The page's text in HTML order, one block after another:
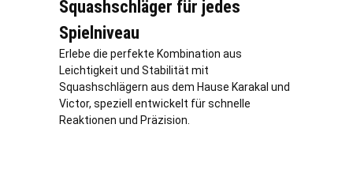
Squashschläger für jedes
Spielniveau
Erlebe die perfekte Kombination aus
Leichtigkeit und Stabilität mit
Squashschlägern aus dem Hause Karakal und
Victor, speziell entwickelt für schnelle
Reaktionen und Präzision.